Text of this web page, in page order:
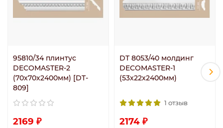
95810/34 плинтус
DECOMASTER-2
(70х70х2400мм) [DT-
809]
2169 ₽
DT 8053/40 молдинг
DECOMASTER-1
(53х22x2400мм)
1 отзыв
2174 ₽